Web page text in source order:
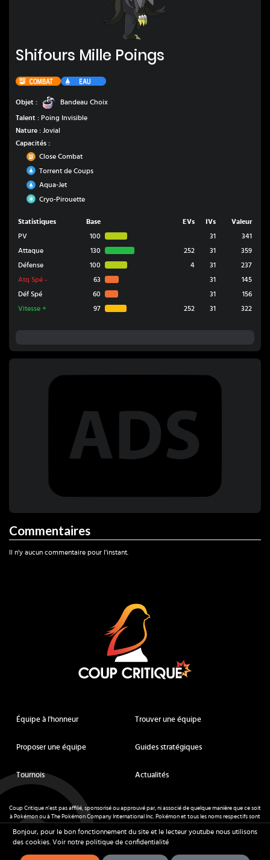
Shifours Mille Poings
Combat Eau
Objet : Bandeau Choix
Talent : Poing Invisible
Nature : Jovial
Capacités :
Combat
Close Combat
Eau
Torrent de Coups
Eau
Aqua-Jet
Glace
Cryo-Pirouette
Statistiques Base EVs IVs
Valeur
PV
100 31
341
Attaque
130 252 31
359
Défense
100 4 31
237
Atq Spé - 63 31
145
Déf Spé
60 31
156
Vitesse + 97 252 31 322
Commentaires
Il n'y aucun commentaire pour l'instant.
Équipe à l'honneur Trouver une équipe
Proposer une équipe Guides stratégiques
Tournois Actualités
Coup Critique n'est pas affilié, sponsorisé ou approuvé par, ni associé de quelque manière que ce soit
à Pokémon ou à The Pokémon Company International Inc. Pokémon et tous les noms respectifs sont
des marques déposées et des marques déposées. © de Nintendo 1996-2026.
Mentions légales - CGU- Tous droits réservés - Coup Critique
Bonjour, pour le bon fonctionnement du site et le lecteur youtube nous utilisons
des cookies. Voir notre politique de confidentialité